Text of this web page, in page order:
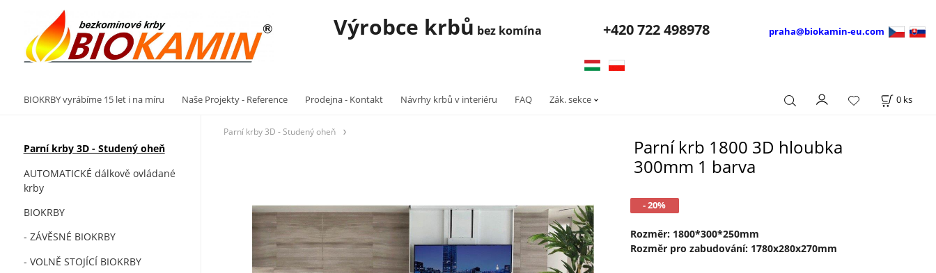
Výrobce krbů bez komína +420722 498978 praha@biokamin-eu.com
BIOKRBY vyrábíme 15 let i na míru Naše Projekty - Reference Prodejna - Kontakt Návrhy krbů v interiéru FAQ Zák. sekce 0 ks
Parní krby 3D - Studený oheň
AUTOMATICKÉ dálkově ovládané
krby
BIOKRBY
- ZÁVĚSNÉ BIOKRBY
- VOLNĚ STOJÍCÍ BIOKRBY
Parní krby 3D - Studený oheň
Parní krb 1800 3D hloubka
300mm 1 barva
- 20%
Rozměr: 1800*300*250mm
Rozměr pro zabudování: 1780x280x270mm